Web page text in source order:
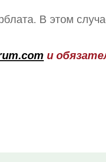
В этом
и